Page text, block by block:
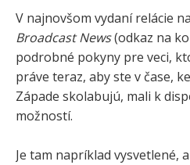
V najnovšom vydaní relácie
Broadcast News(odkaz na
podrobné pokyny pre veci,
práve teraz, aby ste v čase,
Západe skolabujú, mali k
možností.
Je tam napríklad vysvetlené,